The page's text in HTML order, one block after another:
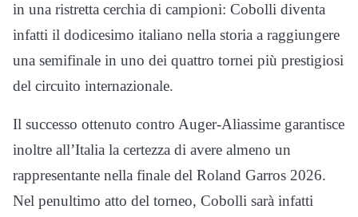
in una ristretta cerchia di campioni: Cobolli diventa
infatti il dodicesimo italiano nella storia a raggiungere
una semifinale in uno dei quattro tornei più prestigiosi
del circuito internazionale.
Il successo ottenuto contro Auger-Aliassime garantisce
inoltre all’Italia la certezza di avere almeno un
rappresentante nella finale del Roland Garros 2026.
Nel penultimo atto del torneo, Cobolli sarà infatti